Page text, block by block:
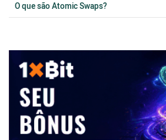
O que são Atomic Swaps?